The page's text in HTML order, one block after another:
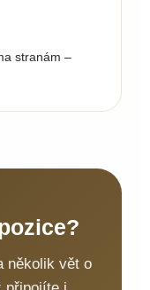
stranám –
několik vět o